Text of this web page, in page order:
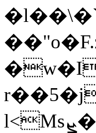
l<Msܨ�d3�x���!�PuSG6l~�چ��5 s`p